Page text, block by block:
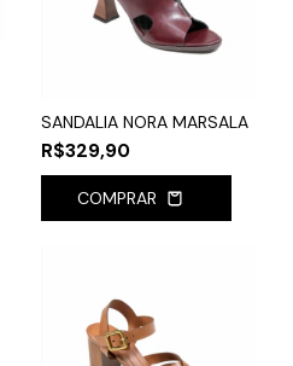
SANDALIA NORA MARSALA
R$329,90
COMPRAR